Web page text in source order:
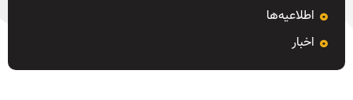
اطلاعیه‌ها
اخبار